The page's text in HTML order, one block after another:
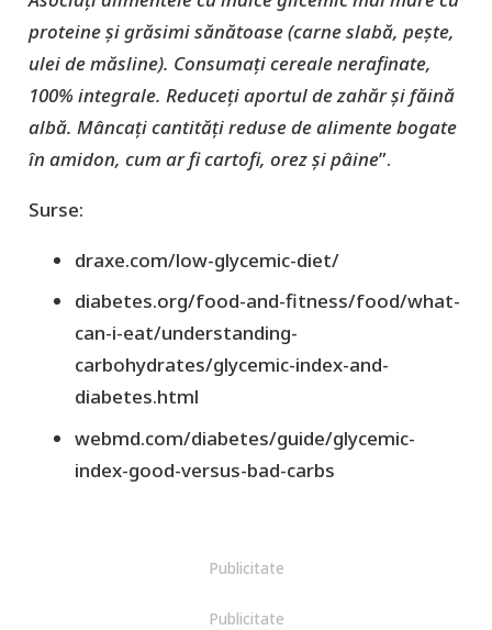
proteine și grăsimi sănătoase (carne slabă, pește,
ulei de măsline). Consumați cereale nerafinate,
100% integrale. Reduceți aportul de zahăr și făină
albă. Mâncați cantități reduse de alimente bogate
în amidon, cum ar fi cartofi, orez și pâine”.
Surse:
draxe.com/low-glycemic-diet/
diabetes.org/food-and-fitness/food/what-
can-i-eat/understanding-
carbohydrates/glycemic-index-and-
diabetes.html
webmd.com/diabetes/guide/glycemic-
index-good-versus-bad-carbs
Publicitate
Publicitate